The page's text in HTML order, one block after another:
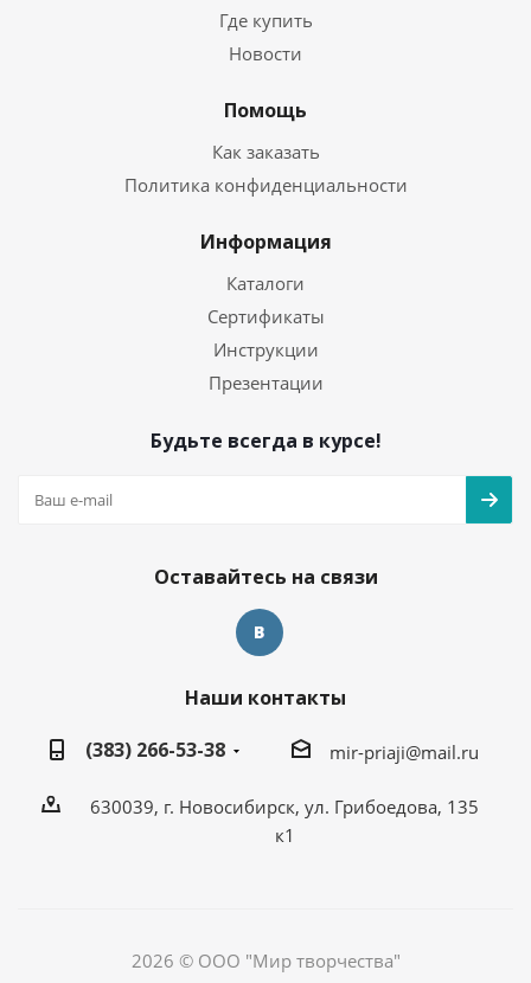
Где купить
Новости
Помощь
Как заказать
Политика конфиденциальности
Информация
Каталоги
Сертификаты
Инструкции
Презентации
Будьте всегда в курсе!
Оставайтесь на связи
Наши контакты
(383) 266-53-38
mir-priaji@mail.ru
630039, г. Новосибирск, ул. Грибоедова, 135
к1
2026 © ООО "Мир творчества"